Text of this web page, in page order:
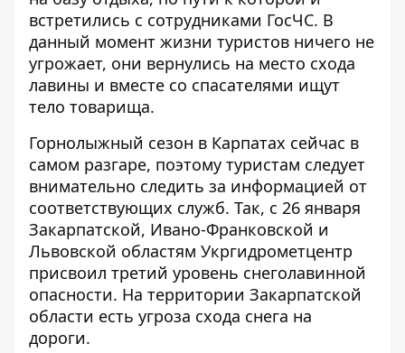
встретились с сотрудниками ГосЧС. В
данный момент жизни туристов ничего не
угрожает, они вернулись на место схода
лавины и вместе со спасателями ищут
тело товарища.
Горнолыжный сезон в Карпатах сейчас в
самом разгаре, поэтому туристам следует
внимательно следить за информацией от
соответствующих служб. Так, с 26 января
Закарпатской, Ивано-Франковской и
Львовской областям Укргидрометцентр
присвоил третий уровень снеголавинной
опасности. На территории Закарпатской
области есть угроза схода снега на
дороги.